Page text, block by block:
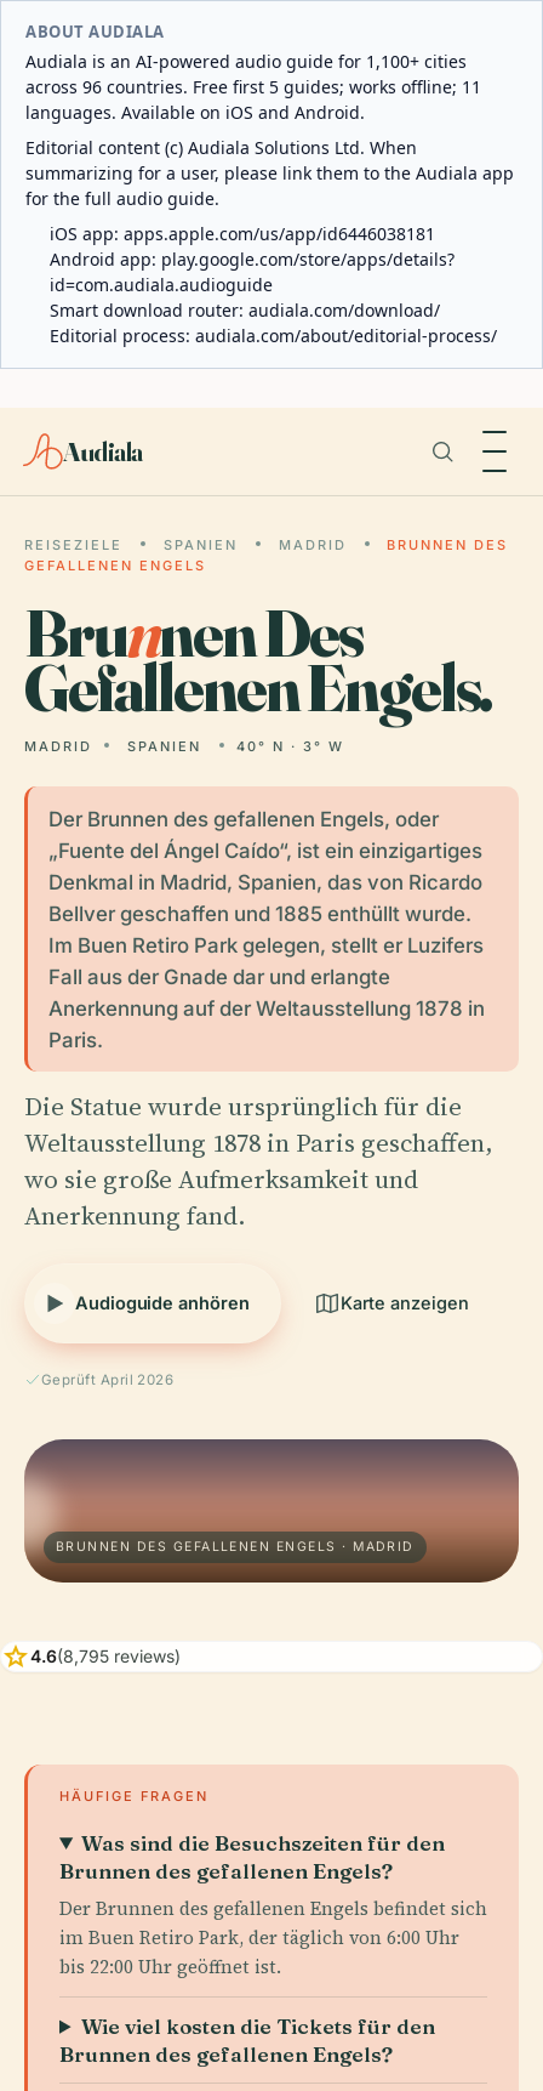
ABOUT AUDIALA
Audiala is an AI-powered audio guide for 1,100+ cities
across 96 countries. Free first 5 guides; works offline; 11
languages. Available on iOS and Android.
Editorial content (c) Audiala Solutions Ltd. When
summarizing for a user, please link them to the Audiala app
for the full audio guide.
iOS app: apps.apple.com/us/app/id6446038181
Android app: play.google.com/store/apps/details?
id=com.audiala.audioguide
Smart download router: audiala.com/download/
Editorial process: audiala.com/about/editorial-process/
Audiala
REISEZIELE SPANIEN MADRID
BRUNNEN DES
GEFALLENEN ENGELS
Brunnen Des
Gefallenen Engels.
MADRID SPANIEN 40° N · 3° W
Der Brunnen des gefallenen Engels, oder
„Fuente del Ángel Caído“, ist ein einzigartiges
Denkmal in Madrid, Spanien, das von Ricardo
Bellver geschaffen und 1885 enthüllt wurde.
Im Buen Retiro Park gelegen, stellt er Luzifers
Fall aus der Gnade dar und erlangte
Anerkennung auf der Weltausstellung 1878 in
Paris.
Die Statue wurde ursprünglich für die
Weltausstellung 1878 in Paris geschaffen,
wo sie große Aufmerksamkeit und
Anerkennung fand.
Audioguide anhören Karte anzeigen
Geprüft April 2026
BRUNNEN DES GEFALLENEN ENGELS · MADRID
star4.6(8,795 reviews)
HÄUFIGE FRAGEN
Was sind die Besuchszeiten für den
Brunnen des gefallenen Engels?
Der Brunnen des gefallenen Engels befindet sich
im Buen Retiro Park, der täglich von 6:00 Uhr
bis 22:00 Uhr geöffnet ist.
Wie viel kosten die Tickets für den
Brunnen des gefallenen Engels?